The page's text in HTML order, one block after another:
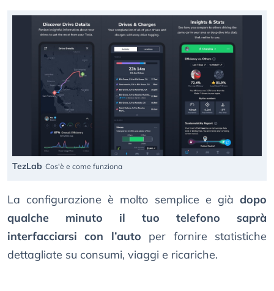
TezLab Cos'è e come funziona
La configurazione è molto semplice e già dopo
qualche minuto il tuo telefono saprà
interfacciarsi con l’auto per fornire statistiche
dettagliate su consumi, viaggi e ricariche.